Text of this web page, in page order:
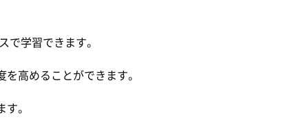
学習できます。
高めることができます。
。